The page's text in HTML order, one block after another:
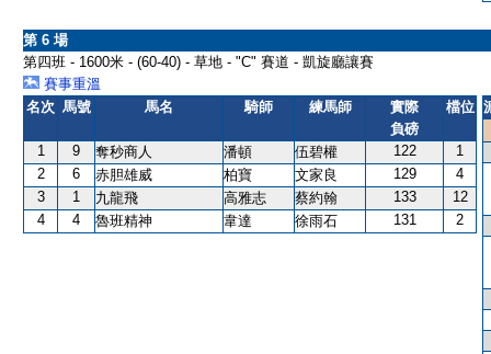
第 6 場
第四班 - 1600米 - (60-40) - 草地 - "C" 賽道 - 凱旋廳讓賽
賽事重溫
名次 馬號 馬名 騎師 練馬師
實際
負磅
檔位
1 9 奪秒商人 潘頓 伍碧權 122
1
2
6 赤胆雄威 柏寶 文家良 129
4
3
1 九龍飛 高雅志 蔡約翰 133
12
4
4 魯班精神 韋達 徐雨石 131 2